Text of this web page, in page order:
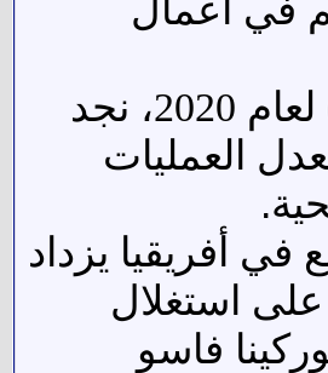
طفل تم إقحامهم في أعمال
وفقًا لتقرير مؤشر الإرهاب العالمي الصادر عن معهد الاقتصاد والسلام (سيدني) لعام 2020، نجد
العمليات
.
أفريقيا يزداد
على استغلال
فاسو